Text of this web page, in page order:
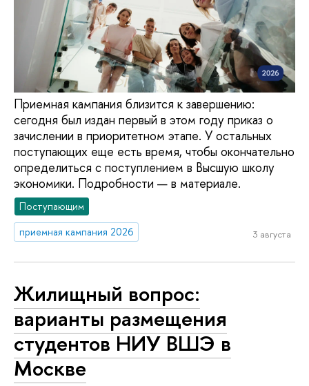
Приемная кампания близится к завершению:
сегодня был издан первый в этом году приказ о
зачислении в приоритетном этапе. У остальных
поступающих еще есть время, чтобы окончательно
определиться с поступлением в Высшую школу
экономики. Подробности — в материале.
Поступающим
приемная кампания 2026
3 августа
Жилищный вопрос:
варианты размещения
студентов НИУ ВШЭ в
Москве